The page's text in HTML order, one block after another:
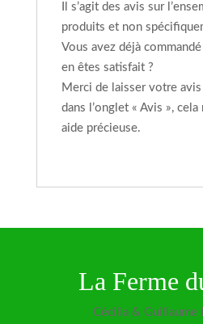
Il s’agit des avis sur
produits et non
Vous avez déjà
en êtes satisfait ?
Merci de laisser votre
dans l’onglet « Avis », cela
aide précieuse.
La Ferme
Cécilia & Guillaume